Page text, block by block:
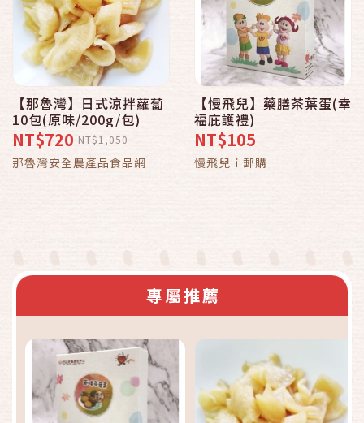
【那魯灣】日式涼拌蘿蔔
10包(原味/200g/包)
NT$720 NT$1,050
那魯灣安全農產品食品網
【慢飛兒】藥膳茶葉蛋(幸
福庇護禮)
NT$105
慢飛兒ｉ郵購
專屬推薦